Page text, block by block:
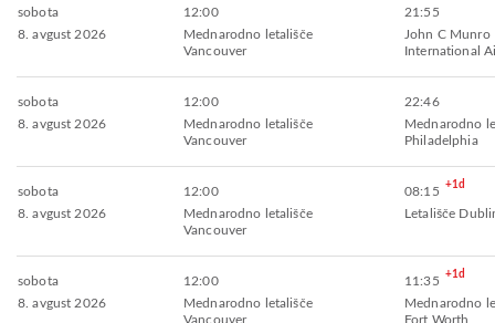
sobota
8. avgust 2026
12:00
Mednarodno letališče
Vancouver
21:55
John C Munro
International
sobota
8. avgust 2026
12:00
Mednarodno letališče
Vancouver
22:46
Mednarodno
Philadelphia
sobota
8. avgust 2026
12:00
Mednarodno letališče
Vancouver
08:15 +1d
Letališče
sobota
8. avgust 2026
12:00
Mednarodno letališče
Vancouver
11:35 +1d
Mednarodno
Fort Worth